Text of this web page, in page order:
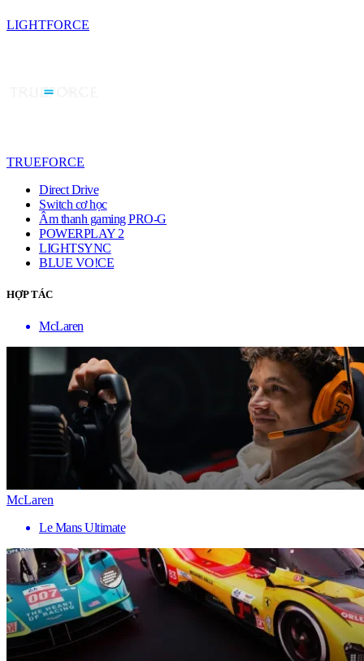
LIGHTFORCE
TRUEFORCE
Direct Drive
Switch cơ học
Âm thanh gaming PRO-G
POWERPLAY 2
LIGHTSYNC
BLUE VO!CE
HỢP TÁC
McLaren
McLaren
Le Mans Ultimate